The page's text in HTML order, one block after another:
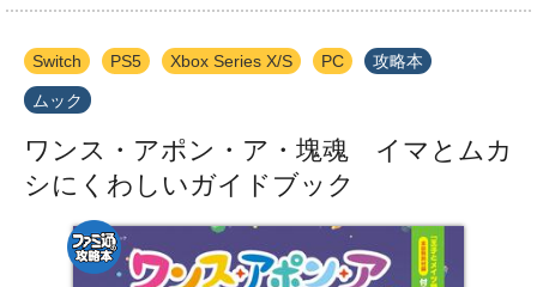
Switch PS5 Xbox Series X/S PC 攻略本
ムック
ワンス・アポン・ア・塊魂 イマとムカ
シにくわしいガイドブック